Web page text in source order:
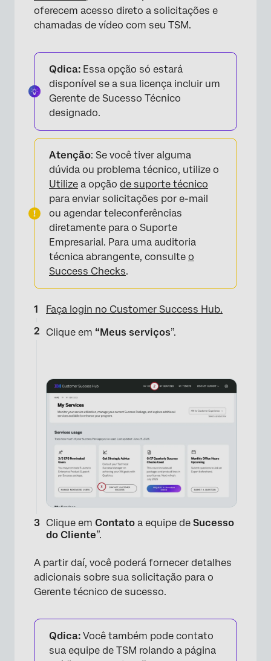
oferecem acesso direto a solicitações e
chamadas de vídeo com seu TSM.
Qdica: Essa opção só estará
disponível se a sua licença incluir um
Gerente de Sucesso Técnico
designado.
Atenção: Se você tiver alguma
dúvida ou problema técnico, utilize o
Utilize a opção de suporte técnico
para enviar solicitações por e-mail
ou agendar teleconferências
diretamente para o Suporte
Empresarial. Para uma auditoria
técnica abrangente, consulte o
Success Checks.
Faça login no Customer Success Hub.
Clique em “Meus serviços”.
Clique em Contato a equipe de Sucesso
do Cliente”.
A partir daí, você poderá fornecer detalhes
adicionais sobre sua solicitação para o
Gerente técnico de sucesso.
Qdica: Você também pode contato
sua equipe de TSM rolando a página